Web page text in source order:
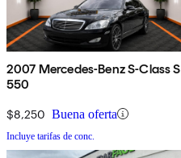
2007 Mercedes-Benz S-Class S
550
$8,250 Buena oferta
Incluye tarifas de conc.